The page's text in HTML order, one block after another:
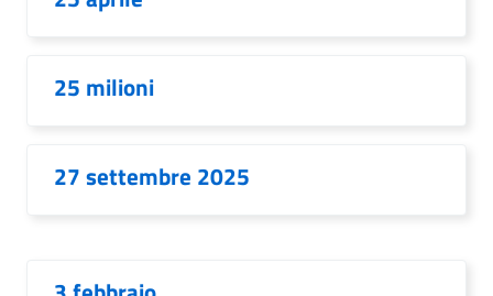
25 milioni
27 settembre 2025